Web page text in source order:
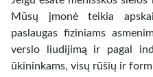
Mūsų įmonė teikia
paslaugas fiziniams
verslo liudijimą ir pagal
ūkininkams, visų rūšių ir